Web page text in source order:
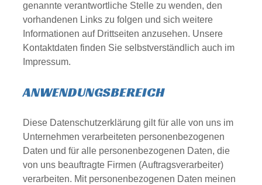
genannte verantwortliche Stelle zu wenden, den
vorhandenen Links zu folgen und sich weitere
Informationen auf Drittseiten anzusehen. Unsere
Kontaktdaten finden Sie selbstverständlich auch im
Impressum.
ANWENDUNGSBEREICH
Diese Datenschutzerklärung gilt für alle von uns im
Unternehmen verarbeiteten personenbezogenen
Daten und für alle personenbezogenen Daten, die
von uns beauftragte Firmen (Auftragsverarbeiter)
verarbeiten. Mit personenbezogenen Daten meinen